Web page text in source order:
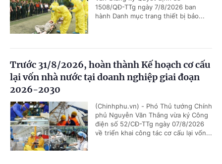
1508/QĐ-TTg ngày 7/8/2026 ban
hành Danh mục trang thiết bị bảo...
Trước 31/8/2026, hoàn thành Kế hoạch cơ cấu
lại vốn nhà nước tại doanh nghiệp giai đoạn
2026-2030
(Chinhphu.vn) - Phó Thủ tướng Chính
phủ Nguyễn Văn Thắng vừa ký Công
điện số 52/CĐ-TTg ngày 07/8/2026
về triển khai công tác cơ cấu lại vốn...